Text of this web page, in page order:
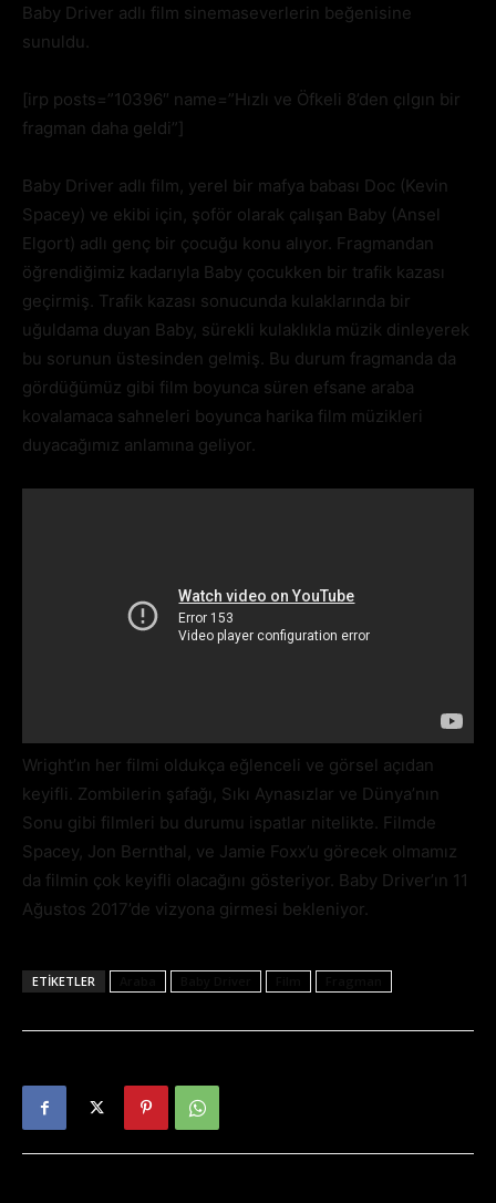
Baby Driver adlı film sinemaseverlerin beğenisine
sunuldu.
[irp posts=”10396″ name=”Hızlı ve Öfkeli 8’den çılgın bir
fragman daha geldi”]
Baby Driver adlı film, yerel bir mafya babası Doc (Kevin
Spacey) ve ekibi için, şoför olarak çalışan Baby (Ansel
Elgort) adlı genç bir çocuğu konu alıyor. Fragmandan
öğrendiğimiz kadarıyla Baby çocukken bir trafik kazası
geçirmiş. Trafik kazası sonucunda kulaklarında bir
uğuldama duyan Baby, sürekli kulaklıkla müzik dinleyerek
bu sorunun üstesinden gelmiş. Bu durum fragmanda da
gördüğümüz gibi film boyunca süren efsane araba
kovalamaca sahneleri boyunca harika film müzikleri
duyacağımız anlamına geliyor.
Wright’ın her filmi oldukça eğlenceli ve görsel açıdan
keyifli. Zombilerin şafağı, Sıkı Aynasızlar ve Dünya’nın
Sonu gibi filmleri bu durumu ispatlar nitelikte. Filmde
Spacey, Jon Bernthal, ve Jamie Foxx’u görecek olmamız
da filmin çok keyifli olacağını gösteriyor. Baby Driver’ın 11
Ağustos 2017’de vizyona girmesi bekleniyor.
ETIKETLER